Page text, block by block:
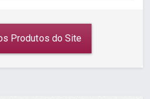
Produtos do Site